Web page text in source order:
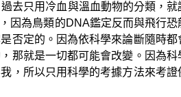
去只用冷血與溫血動物的分類，就
因為鳥類的DNA鑑定反而與飛行恐
否定的。因為依科學來論斷隨時都
那就是一切都可能會改變。因為科
，所以只用科學的考據方法來考證